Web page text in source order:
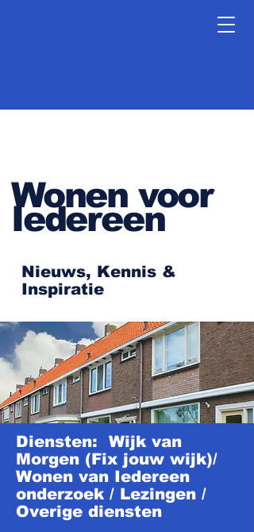
Wonen voor
Iedereen
Nieuws, Kennis &
Inspiratie
Diensten: Wijk van
Morgen (Fix jouw wijk)/
Wonen van Iedereen
onderzoek / Lezingen /
Overige diensten